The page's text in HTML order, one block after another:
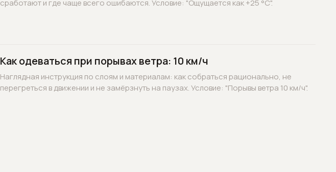
сработают и где чаще всего ошибаются. Условие: "Ощущается как +25 °C".
Как одеваться при порывах ветра: 10 км/ч
Наглядная инструкция по слоям и материалам: как собраться рационально, не
перегреться в движении и не замёрзнуть на паузах. Условие: "Порывы ветра 10 км/ч".